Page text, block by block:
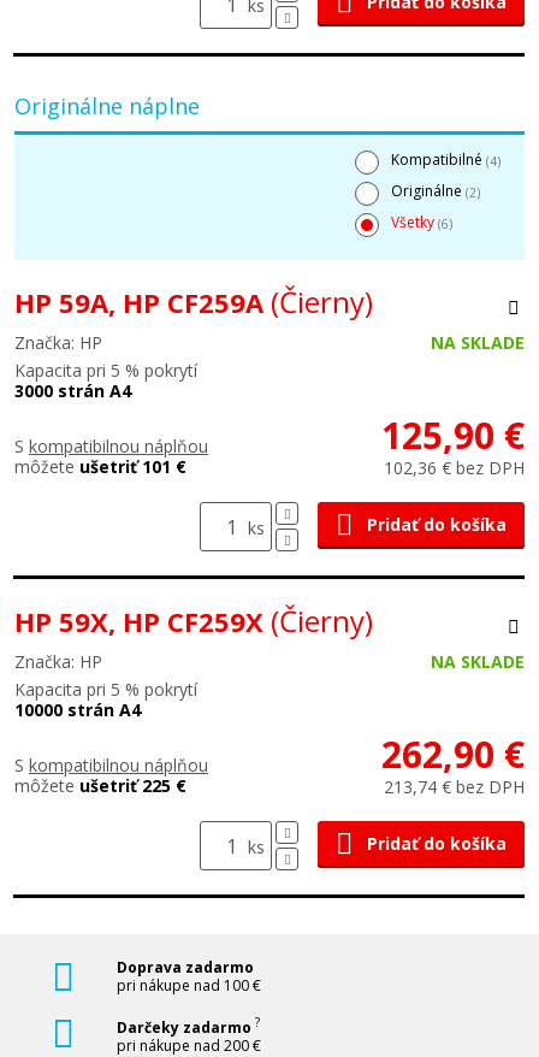
ks
Originálne náplne
Kompatibilné (4)
Originálne (2)
Všetky (6)
HP 59A, HP CF259A (Čierny)
Značka: HP
NA SKLADE
Kapacita pri 5 % pokrytí
3000 strán A4
S kompatibilnou náplňou
môžete ušetriť 101 €
125,90 €
102,36 € bez DPH
ks Pridať do košíka
HP 59X, HP CF259X (Čierny)
Značka: HP
NA SKLADE
Kapacita pri 5 % pokrytí
10000 strán A4
S kompatibilnou náplňou
môžete ušetriť 225 €
262,90 €
213,74 € bez DPH
ks Pridať do košíka
Doprava zadarmo
pri nákupe nad 100 €
Darčeky zadarmo ?
pri nákupe nad 200 €